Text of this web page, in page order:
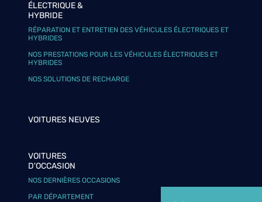
ÉLECTRIQUE &
HYBRIDE
RÉPARATION ET ENTRETIEN DES VÉHICULES ÉLECTRIQUES ET
HYBRIDES
NOS PRESTATIONS POUR LES VÉHICULES ÉLECTRIQUES ET
HYBRIDES
NOS SOLUTIONS DE RECHARGE
VOITURES NEUVES
VOITURES
D'OCCASION
NOS DERNIÈRES OCCASIONS
PAR DÉPARTEMENT